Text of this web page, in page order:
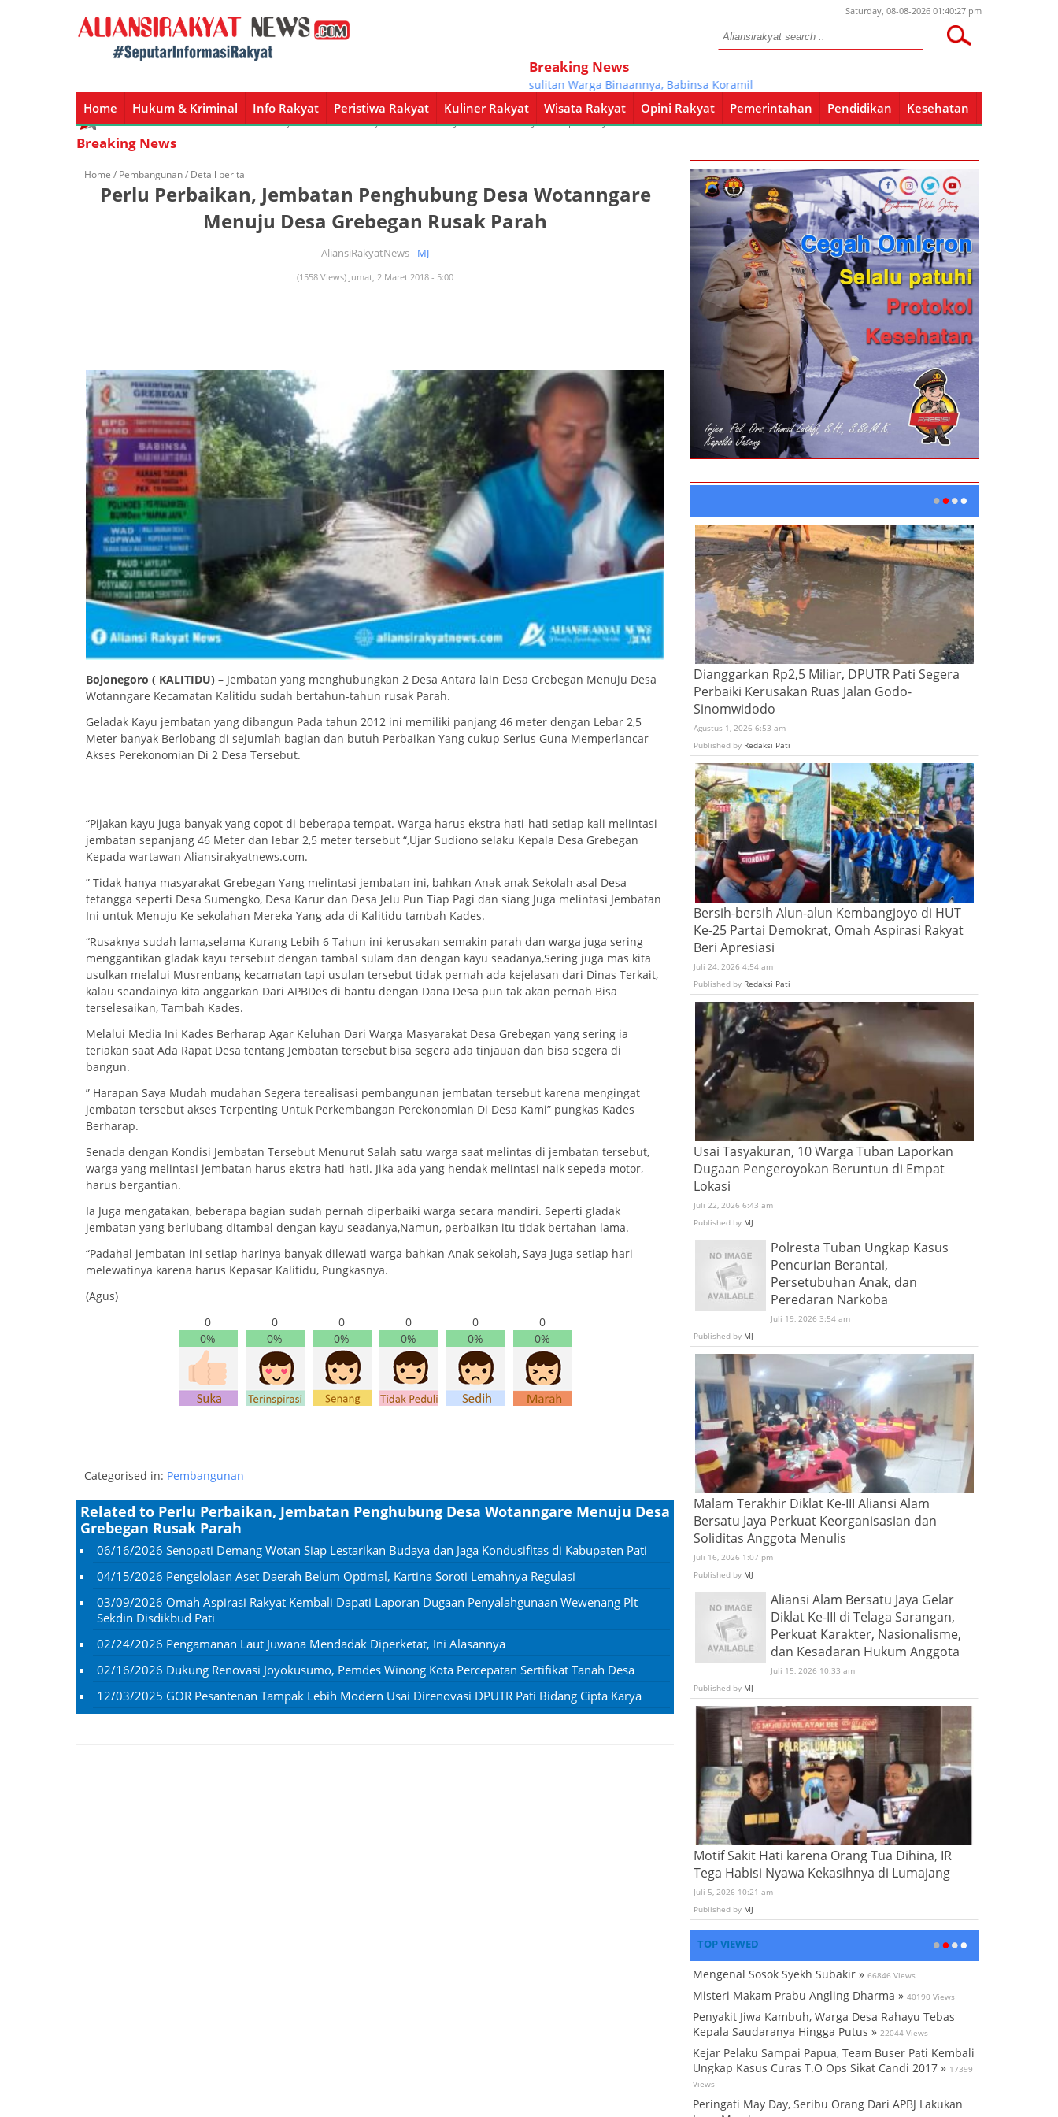
Saturday, 08-08-2026 01:40:27 pm
Breaking News
Bantu Atasi Kesulitan Warga Binaannya, Babinsa Koramil Sutojayan Selalu Hadir Di Tengah Masyarakat
Home Hukum & Kriminal Info Rakyat Peristiwa Rakyat Kuliner Rakyat Wisata Rakyat Opini Rakyat Pemerintahan Pendidikan Kesehatan
Home Hukum & Kriminal Info Rakyat Peristiwa Rakyat Kuliner Rakyat Wisata Rakyat Opini Rakyat Pemerintahan Pendidikan Kesehatan
Breaking News
Home / Pembangunan/ Detail berita
Perlu Perbaikan, Jembatan Penghubung Desa Wotanngare
Menuju Desa Grebegan Rusak Parah
AliansiRakyatNews - MJ
(1558 Views) Jumat, 2 Maret 2018 - 5:00
Bojonegoro ( KALITIDU) – Jembatan yang menghubungkan 2 Desa Antara lain Desa Grebegan Menuju Desa
Wotanngare Kecamatan Kalitidu sudah bertahun-tahun rusak Parah.
Geladak Kayu jembatan yang dibangun Pada tahun 2012 ini memiliki panjang 46 meter dengan Lebar 2,5
Meter banyak Berlobang di sejumlah bagian dan butuh Perbaikan Yang cukup Serius Guna Memperlancar
Akses Perekonomian Di 2 Desa Tersebut.
“Pijakan kayu juga banyak yang copot di beberapa tempat. Warga harus ekstra hati-hati setiap kali melintasi
jembatan sepanjang 46 Meter dan lebar 2,5 meter tersebut “,Ujar Sudiono selaku Kepala Desa Grebegan
Kepada wartawan Aliansirakyatnews.com.
” Tidak hanya masyarakat Grebegan Yang melintasi jembatan ini, bahkan Anak anak Sekolah asal Desa
tetangga seperti Desa Sumengko, Desa Karur dan Desa Jelu Pun Tiap Pagi dan siang Juga melintasi Jembatan
Ini untuk Menuju Ke sekolahan Mereka Yang ada di Kalitidu tambah Kades.
“Rusaknya sudah lama,selama Kurang Lebih 6 Tahun ini kerusakan semakin parah dan warga juga sering
menggantikan gladak kayu tersebut dengan tambal sulam dan dengan kayu seadanya,Sering juga mas kita
usulkan melalui Musrenbang kecamatan tapi usulan tersebut tidak pernah ada kejelasan dari Dinas Terkait,
kalau seandainya kita anggarkan Dari APBDes di bantu dengan Dana Desa pun tak akan pernah Bisa
terselesaikan, Tambah Kades.
Melalui Media Ini Kades Berharap Agar Keluhan Dari Warga Masyarakat Desa Grebegan yang sering ia
teriakan saat Ada Rapat Desa tentang Jembatan tersebut bisa segera ada tinjauan dan bisa segera di
bangun.
” Harapan Saya Mudah mudahan Segera terealisasi pembangunan jembatan tersebut karena mengingat
jembatan tersebut akses Terpenting Untuk Perkembangan Perekonomian Di Desa Kami” pungkas Kades
Berharap.
Senada dengan Kondisi Jembatan Tersebut Menurut Salah satu warga saat melintas di jembatan tersebut,
warga yang melintasi jembatan harus ekstra hati-hati. Jika ada yang hendak melintasi naik sepeda motor,
harus bergantian.
Ia Juga mengatakan, beberapa bagian sudah pernah diperbaiki warga secara mandiri. Seperti gladak
jembatan yang berlubang ditambal dengan kayu seadanya,Namun, perbaikan itu tidak bertahan lama.
“Padahal jembatan ini setiap harinya banyak dilewati warga bahkan Anak sekolah, Saya juga setiap hari
melewatinya karena harus Kepasar Kalitidu, Pungkasnya.
(Agus)
0
0%
0
0%
0
0%
0
0%
0
0%
0
0%
Categorised in: Pembangunan
Related to Perlu Perbaikan, Jembatan Penghubung Desa Wotanngare Menuju Desa
Grebegan Rusak Parah
06/16/2026 Senopati Demang Wotan Siap Lestarikan Budaya dan Jaga Kondusifitas di Kabupaten Pati
04/15/2026 Pengelolaan Aset Daerah Belum Optimal, Kartina Soroti Lemahnya Regulasi
03/09/2026 Omah Aspirasi Rakyat Kembali Dapati Laporan Dugaan Penyalahgunaan Wewenang Plt
Sekdin Disdikbud Pati
02/24/2026 Pengamanan Laut Juwana Mendadak Diperketat, Ini Alasannya
02/16/2026 Dukung Renovasi Joyokusumo, Pemdes Winong Kota Percepatan Sertifikat Tanah Desa
12/03/2025 GOR Pesantenan Tampak Lebih Modern Usai Direnovasi DPUTR Pati Bidang Cipta Karya
Dianggarkan Rp2,5 Miliar, DPUTR Pati Segera
Perbaiki Kerusakan Ruas Jalan Godo-
Sinomwidodo
Agustus 1, 2026 6:53 am
Published by Redaksi Pati
Bersih-bersih Alun-alun Kembangjoyo di HUT
Ke-25 Partai Demokrat, Omah Aspirasi Rakyat
Beri Apresiasi
Juli 24, 2026 4:54 am
Published by Redaksi Pati
Usai Tasyakuran, 10 Warga Tuban Laporkan
Dugaan Pengeroyokan Beruntun di Empat
Lokasi
Juli 22, 2026 6:43 am
Published by MJ
Polresta Tuban Ungkap Kasus
Pencurian Berantai,
Persetubuhan Anak, dan
Peredaran Narkoba
Juli 19, 2026 3:54 am
Published by MJ
Malam Terakhir Diklat Ke-III Aliansi Alam
Bersatu Jaya Perkuat Keorganisasian dan
Soliditas Anggota Menulis
Juli 16, 2026 1:07 pm
Published by MJ
Aliansi Alam Bersatu Jaya Gelar
Diklat Ke-III di Telaga Sarangan,
Perkuat Karakter, Nasionalisme,
dan Kesadaran Hukum Anggota
Juli 15, 2026 10:33 am
Published by MJ
Motif Sakit Hati karena Orang Tua Dihina, IR
Tega Habisi Nyawa Kekasihnya di Lumajang
Juli 5, 2026 10:21 am
Published by MJ
TOP VIEWED
Mengenal Sosok Syekh Subakir » 66846 Views
Misteri Makam Prabu Angling Dharma » 40190 Views
Penyakit Jiwa Kambuh, Warga Desa Rahayu Tebas
Kepala Saudaranya Hingga Putus » 22044 Views
Kejar Pelaku Sampai Papua, Team Buser Pati Kembali
Ungkap Kasus Curas T.O Ops Sikat Candi 2017 » 17399
Views
Peringati May Day, Seribu Orang Dari APBJ Lakukan